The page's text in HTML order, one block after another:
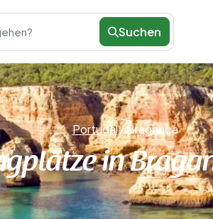
Suchen
Portugal/Bragança
in